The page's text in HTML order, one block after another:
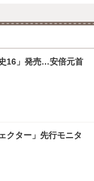
16」発売…安倍元首
クター」先行モニタ